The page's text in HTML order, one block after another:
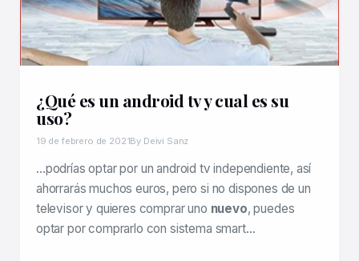
¿Qué es un android tv y cual es su
uso?
19 de febrero de 2021By Deivi Sanz
…podrías optar por un android tv independiente, así
ahorrarás muchos euros, pero si no dispones de un
televisor y quieres comprar uno nuevo, puedes
optar por comprarlo con sistema smart…